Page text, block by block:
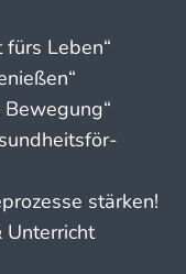
Leben“
stärken!
Unterricht